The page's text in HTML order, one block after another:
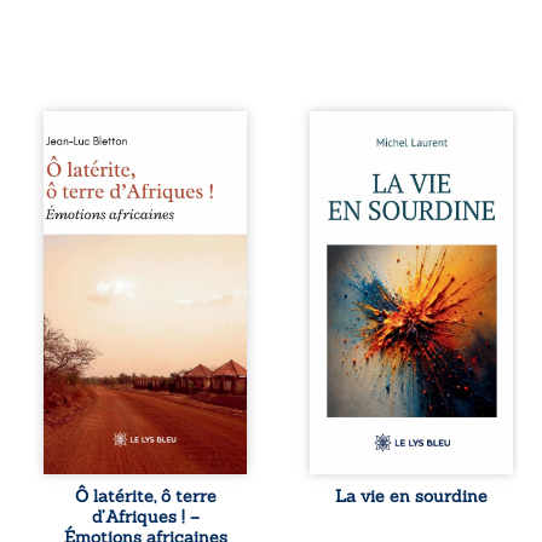
Ô latérite, ô terre
d’Afriques ! est un
poétique et
authentique aux
paysages, aux
émotions brutes
d’un continent en
entre traditions et
modernité. Des
souvenirs intimes
– la pluie à
Namoungou, le
baobab de
Zagtouli – aux
portraits
marquants –
Thomas Sankara,
Ô latérite, ô terre
d’Afriques ! –
Émotions africaines
Nina et Pierre se
très jeunes,
presque par
hasard, et se sont
aimés simplement,
persuadés que la
présence de
l’autre suffirait. Ils
mènent une
existence
modeste, rythmée
par le travail, la
fatigue et les
de la mère de
vivent, fragilise un
équilibre déjà
La vie en sourdine